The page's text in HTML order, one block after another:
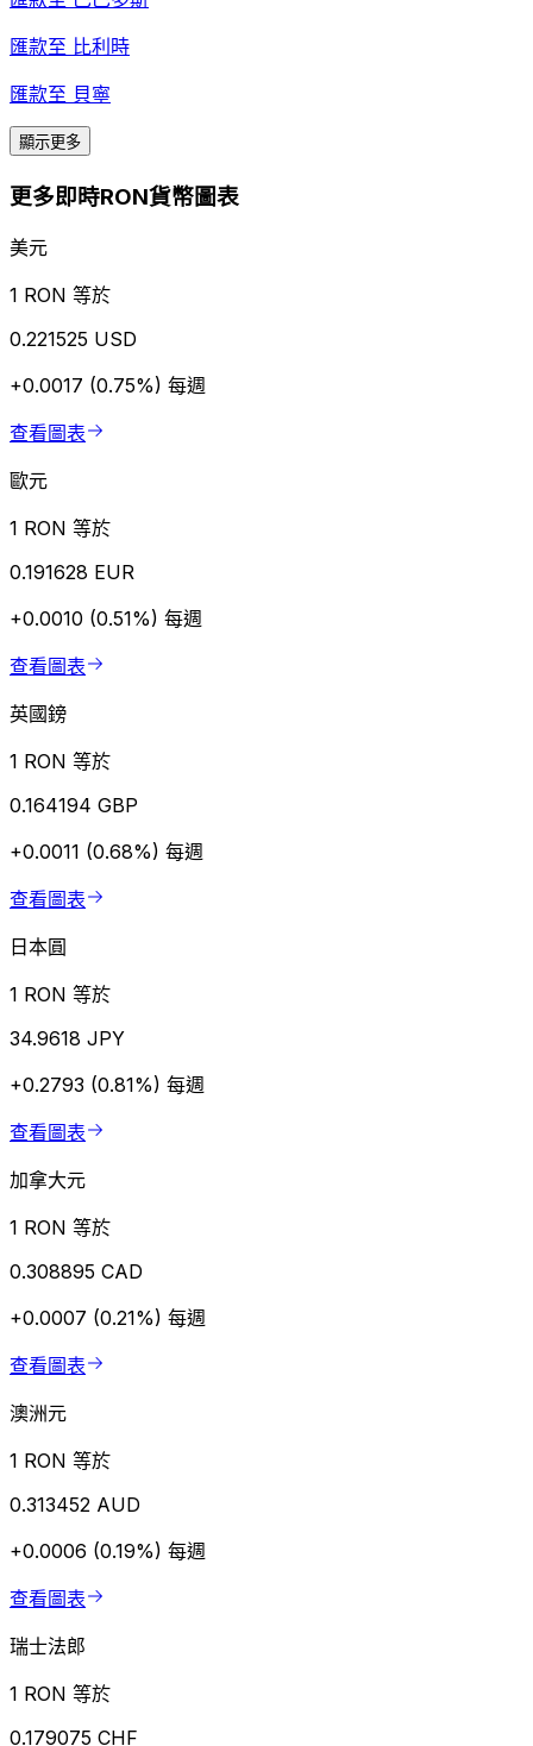
匯款至 比利時
匯款至 貝寧
顯示更多
更多即時RON貨幣圖表
美元
1 RON 等於
0.221525 USD
+0.0017 (0.75%) 每週
查看圖表
歐元
1 RON 等於
0.191628 EUR
+0.0010 (0.51%) 每週
查看圖表
英國鎊
1 RON 等於
0.164194 GBP
+0.0011 (0.68%) 每週
查看圖表
日本圓
1 RON 等於
34.9618 JPY
+0.2793 (0.81%) 每週
查看圖表
加拿大元
1 RON 等於
0.308895 CAD
+0.0007 (0.21%) 每週
查看圖表
澳洲元
1 RON 等於
0.313452 AUD
+0.0006 (0.19%) 每週
查看圖表
瑞士法郎
1 RON 等於
0.179075 CHF